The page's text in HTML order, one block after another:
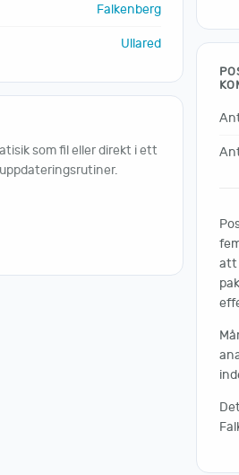
Falkenberg
Ullared
som fil eller direkt i ett
att